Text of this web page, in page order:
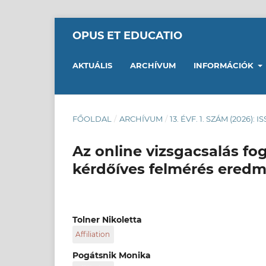
OPUS ET EDUCATIO
AKTUÁLIS ARCHÍVUM INFORMÁCIÓK
FŐOLDAL / ARCHÍVUM / 13. ÉVF. 1. SZÁM (2026):
Az online vizsgacsalás
kérdőíves felmérés
Tolner Nikoletta
Affiliation
Tolner Nikoletta az Óbudai Egyetem Alba
ahol digitális technikát oktat, valamint online
Pogátsnik Monika